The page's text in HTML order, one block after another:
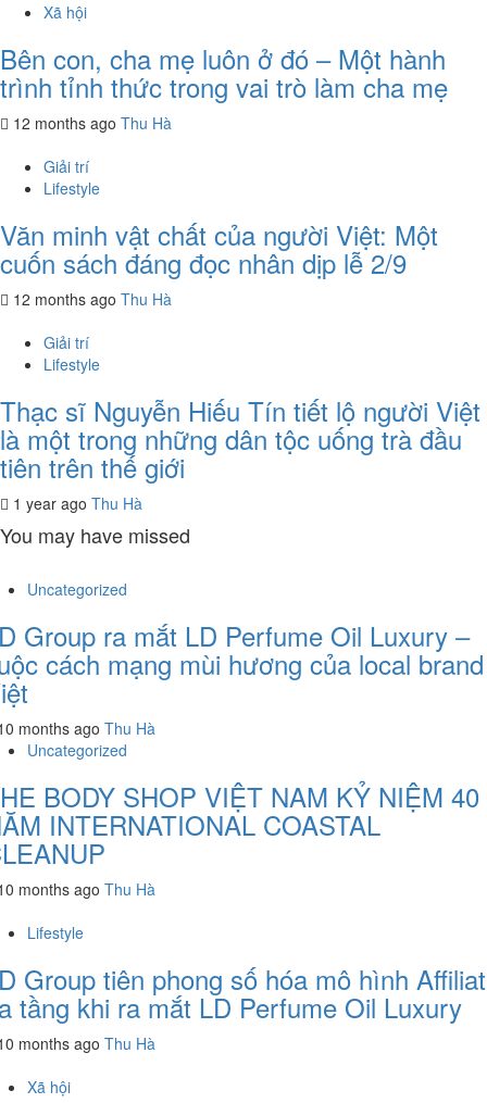
Xã hội
Bên con, cha mẹ luôn ở đó – Một hành
trình tỉnh thức trong vai trò làm cha mẹ
12 months ago Thu Hà
Giải trí
Lifestyle
Văn minh vật chất của người Việt: Một
cuốn sách đáng đọc nhân dịp lễ 2/9
12 months ago Thu Hà
Giải trí
Lifestyle
Thạc sĩ Nguyễn Hiếu Tín tiết lộ người Việt
là một trong những dân tộc uống trà đầu
tiên trên thế giới
1 year ago Thu Hà
You may have missed
Uncategorized
Group ra mắt LD Perfume Oil Luxury –
cách mạng mùi hương của local brand
months ago Thu Hà
Uncategorized
BODY SHOP VIỆT NAM KỶ NIỆM 40
INTERNATIONAL COASTAL
months ago Thu Hà
Lifestyle
Group tiên phong số hóa mô hình
tầng khi ra mắt LD Perfume Oil Luxury
months ago Thu Hà
Xã hội